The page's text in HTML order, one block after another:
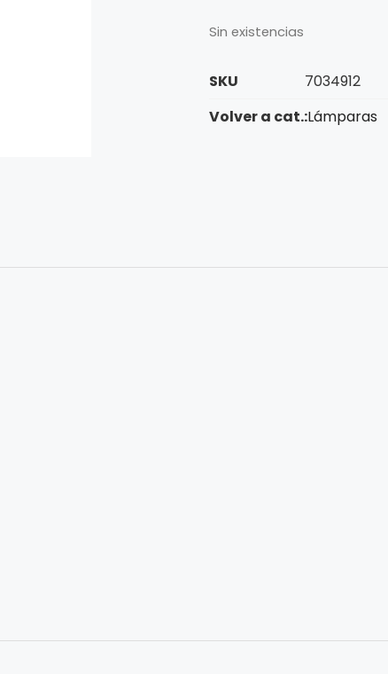
Sin existencias
SKU
7034912
Volver a cat.:Lámparas